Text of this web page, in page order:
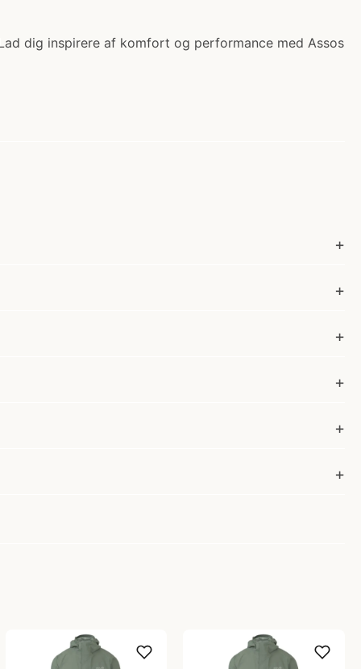
dig inspirere af komfort og performance med Assos